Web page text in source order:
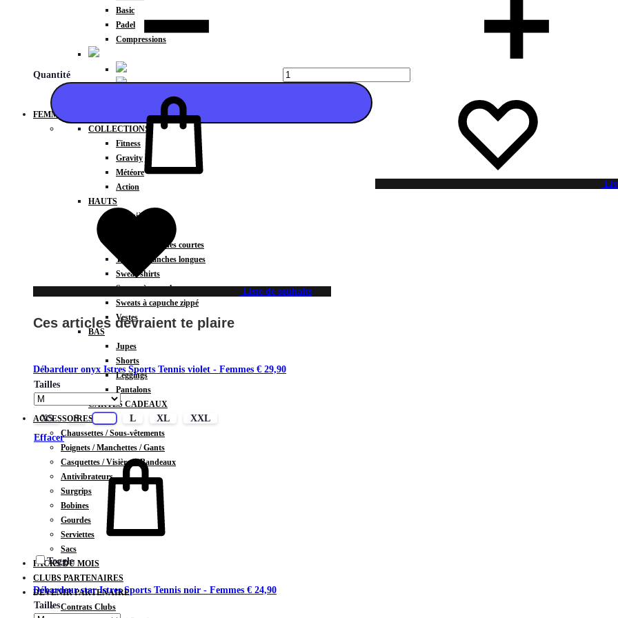
Basic
Padel
Compressions
FEMMES
COLLECTIONS
Fitness
Gravity
Météore
Action
HAUTS
Brassières
T-shirts manches courtes
T-shirts manches longues
Sweat-shirts
Sweats à capuche
Sweats à capuche zippé
Vestes
BAS
Jupes
Shorts
Leggings
Pantalons
CARTES CADEAUX
ACCESSOIRES
Chaussettes / Sous-vêtements
Poignets / Manchettes / Gants
Casquettes / Visières / Bandeaux
Antivibrateurs
Surgrips
Bobines
Gourdes
Serviettes
Sacs
PACKS DU MOIS
CLUBS PARTENAIRES
DEVENIR PARTENAIRE
Contrats Clubs
Quantité
Liste de souhaits
Ces articles devraient te plaire
Débardeur onyx Istres Sports Tennis violet - Femmes € 29,90
Tailles
XS S L XL
XXL
Effacer
Toggle
Débardeur star Istres Sports Tennis noir - Femmes € 24,90
Tailles